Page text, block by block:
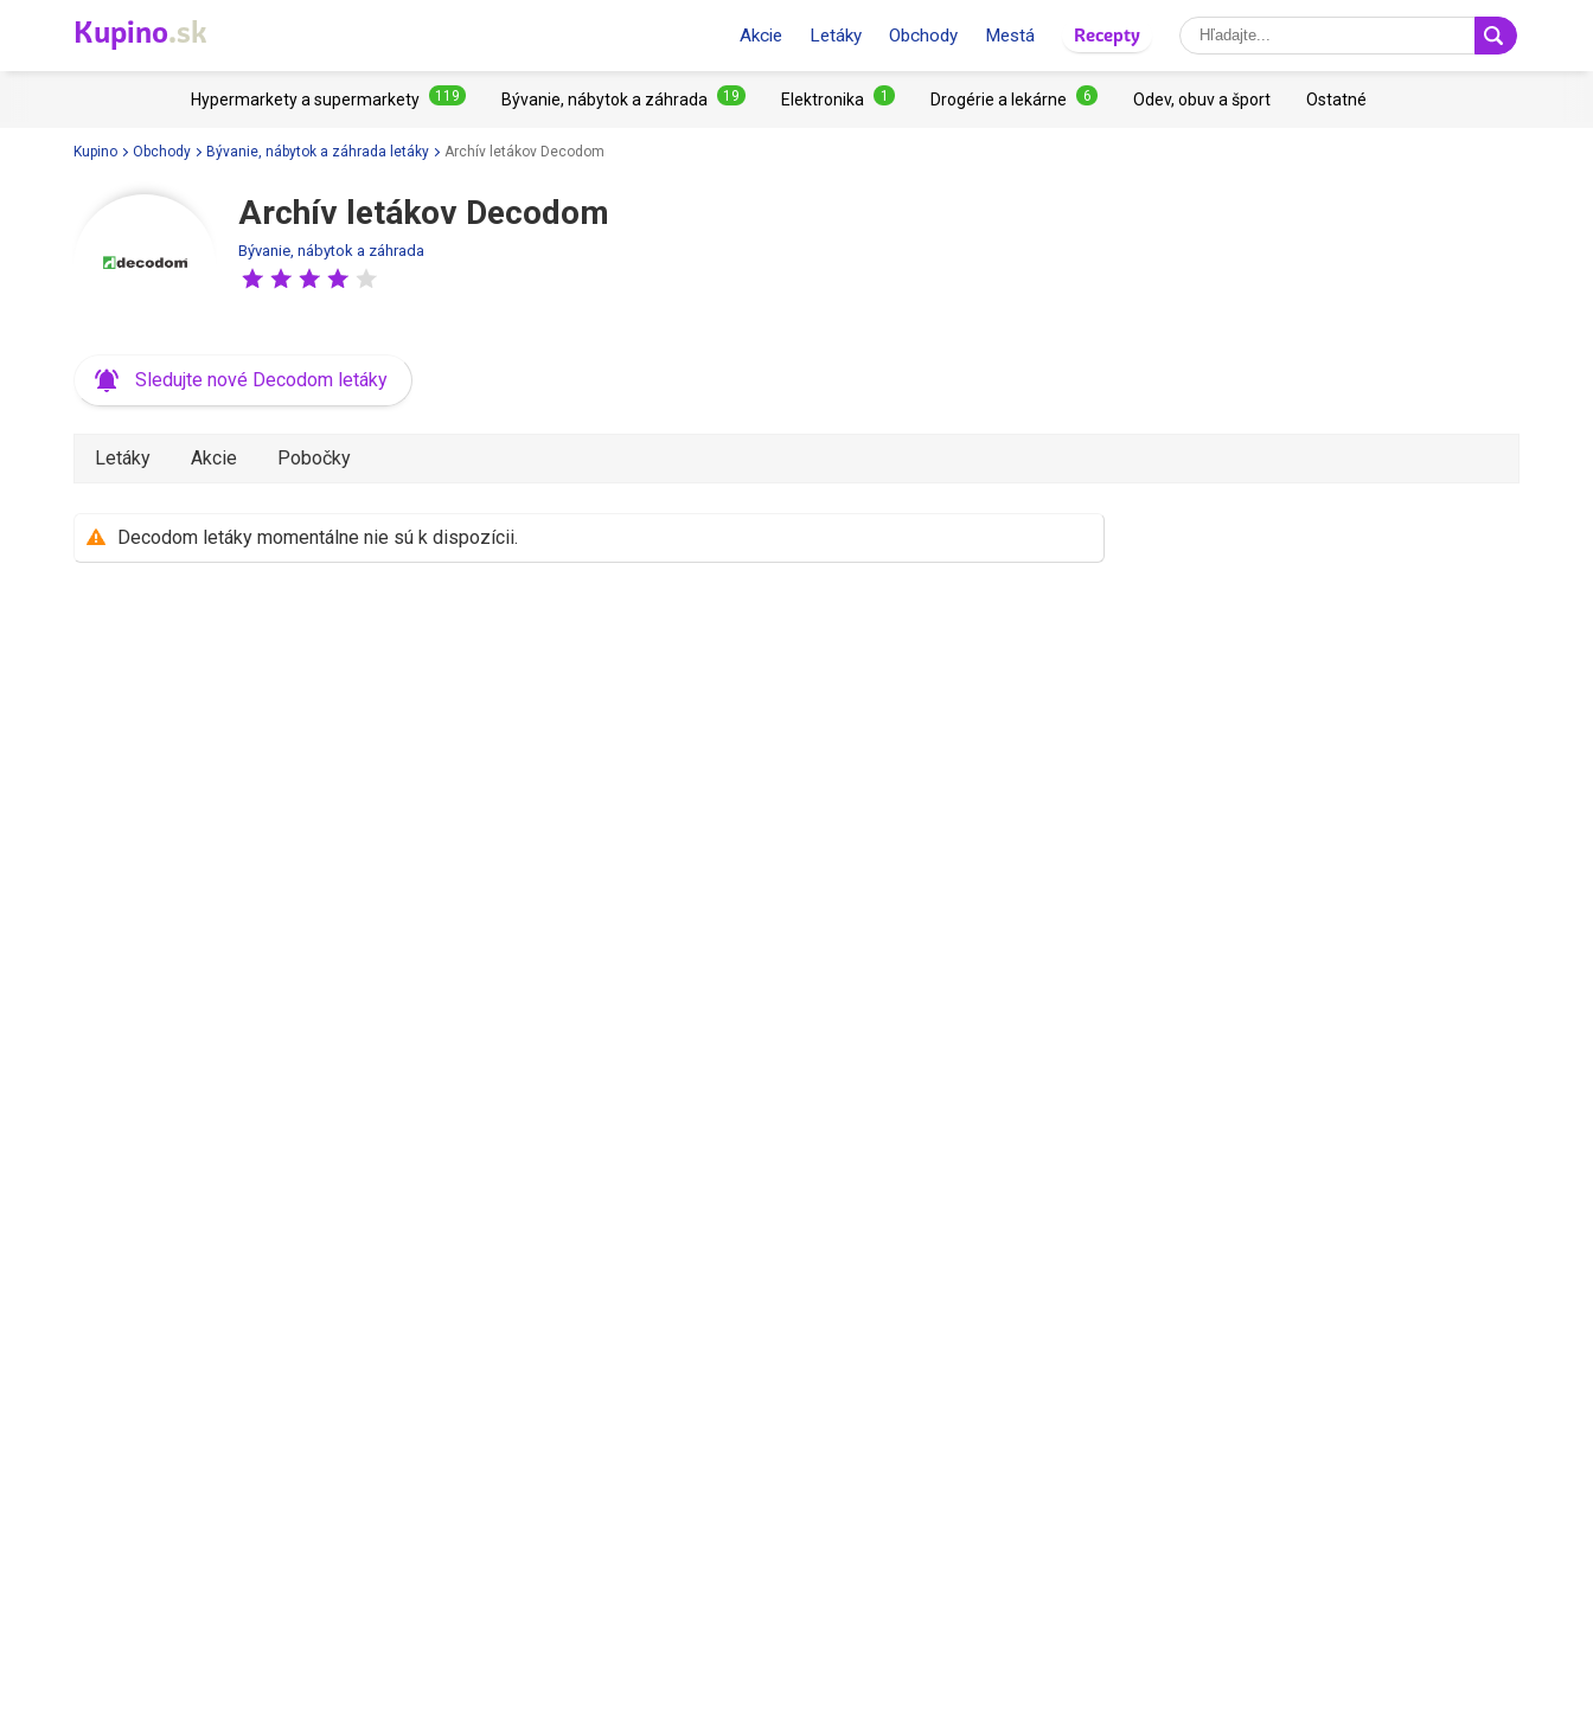
Kupino.sk Akcie Letáky Obchody Mestá Recepty
Hypermarkety a supermarkety 119 Bývanie, nábytok a záhrada 19 Elektronika 1 Drogérie a lekárne 6 Odev, obuv a šport Ostatné
Kupino Obchody Bývanie, nábytok a záhrada letáky Archív letákov Decodom
Archív letákov Decodom
Bývanie, nábytok a záhrada
Sledujte nové Decodom letáky
Letáky Akcie Pobočky
Decodom letáky momentálne nie sú k dispozícii.